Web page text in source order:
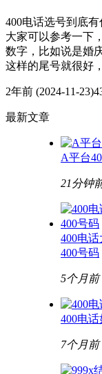
400电话选号到底
大家可以参考一下
数字，比如说是婚
这样的尾号就很好
2年前 (2024-11-23)
最新文章
A平台
21分钟
400电
400号码
5个月前
400电
7个月前